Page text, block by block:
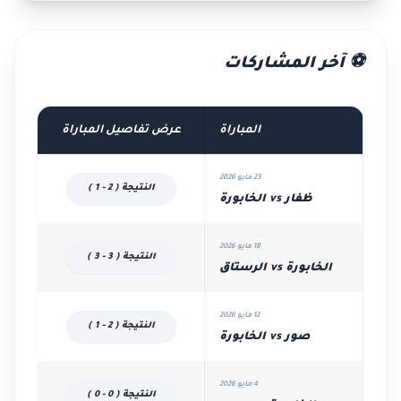
⚽ آخر المشاركات
المباراة عرض تفاصيل المباراة
23 مايو 2026
ظفار vs الخابورة
النتيجة ( 2 - 1 )
18 مايو 2026
الخابورة vs الرستاق
النتيجة ( 3 - 3 )
12 مايو 2026
صور vs الخابورة
النتيجة ( 2 - 1 )
4 مايو 2026
النتيجة ( 0 - 0 )